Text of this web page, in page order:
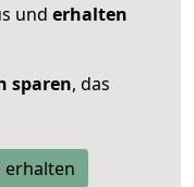
und erhalten
sparen, das
erhalten